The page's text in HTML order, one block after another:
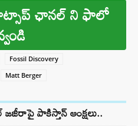
ఛానల్ ని ఫాలో
Fossil Discovery
Matt Berger
జజీరాపై పాకిస్తాన్ ఆంక్షలు..